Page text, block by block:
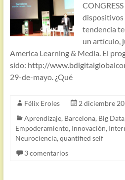
dispositivos
tendencia
un artículo,
America Learning & Media. El
sido: http://
29-de-mayo. ¿Qué
Félix Eroles
2 diciembre
Aprendizaje, Barcelona, Big Data,
Empoderamiento, Innovación,
Neurociencia, quantified self
3 comentarios